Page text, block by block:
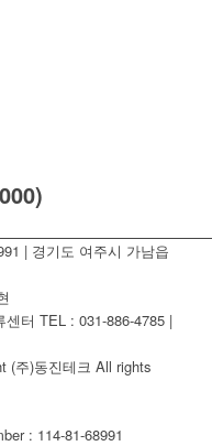
| 경기도 여주시 가남읍
터 TEL : 031-886-4785 |
(주)동진테크 All rights
: 114-81-68991